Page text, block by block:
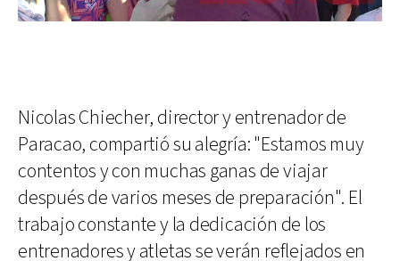
Nicolas Chiecher, director y entrenador de
Paracao, compartió su alegría: "Estamos muy
contentos y con muchas ganas de viajar
después de varios meses de preparación". El
trabajo constante y la dedicación de los
entrenadores y atletas se verán reflejados en